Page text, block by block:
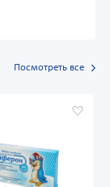
Посмотреть все